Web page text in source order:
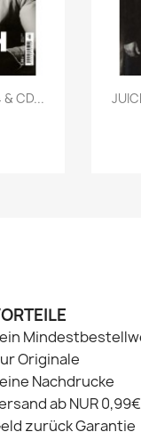
& CD...
Originale
Nachdrucke
ab NUR 0,99€
zurück Garantie